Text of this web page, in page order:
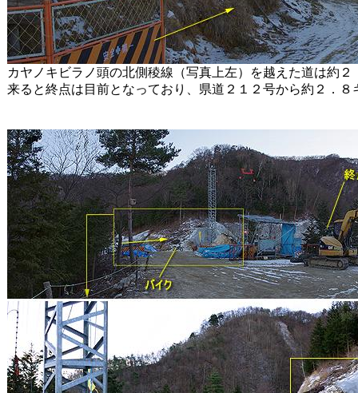
カヤノキビラノ頭の北側稜線（写真上左）を越えた道は約
来ると終点は目前となっており、県道２１２号から約２．